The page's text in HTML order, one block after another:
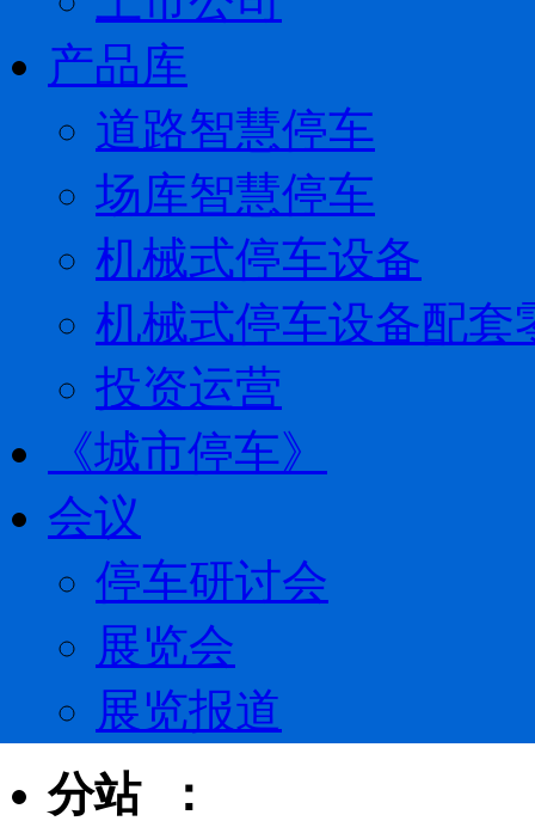
产品库
道路智慧停车
场库智慧停车
机械式停车设备
机械式停车设备配套
投资运营
《城市停车》
会议
停车研讨会
展览会
展览报道
分站 ：